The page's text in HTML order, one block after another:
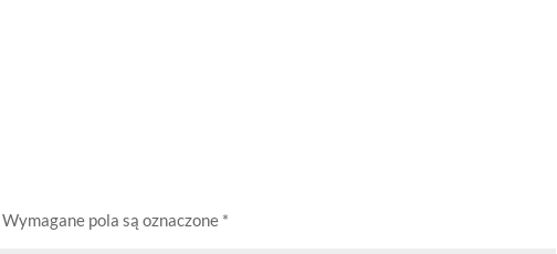
Wymagane pola są oznaczone *